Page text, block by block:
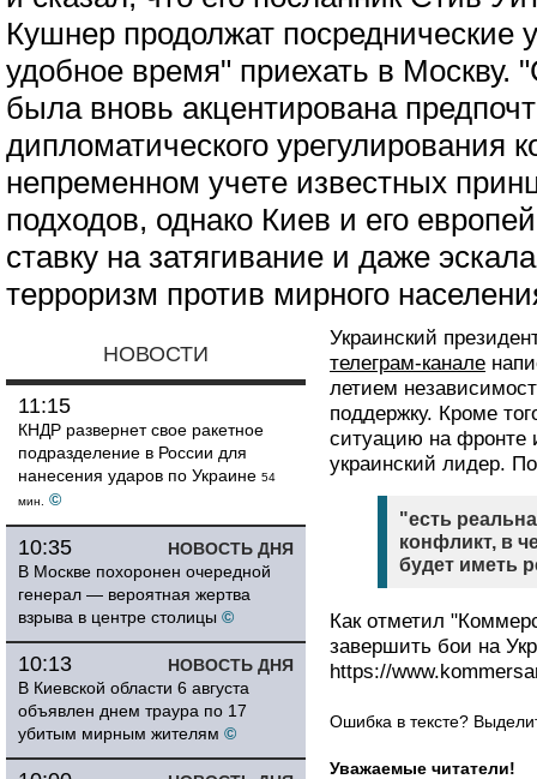
Кушнер продолжат посреднические
удобное время" приехать в Москву.
была вновь акцентирована
дипломатического урегулирования
непременном учете известных
подходов, однако Киев и его
ставку на затягивание и даже
терроризм против мирного
НОВОСТИ
11:15
КНДР развернет свое ракетное
подразделение в России для
нанесения ударов по Украине 54
мин.
©
НОВОСТЬ ДНЯ
10:35
В Москве похоронен очередной
генерал — вероятная жертва
взрыва в центре столицы ©
НОВОСТЬ ДНЯ
10:13
В Киевской области 6 августа
объявлен днем траура по 17
убитым мирным жителям ©
Украинский
телеграм-канале
летием
поддержку. Кроме
ситуацию на фронте
украинский лидер.
"есть
конфликт, в
будет иметь
Как отметил
завершить бои на
https://
Ошибка в тексте?
Уважаемые читатели!